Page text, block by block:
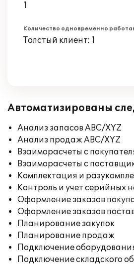
1
Количество одновременно
Толстый клиент: 1
Автоматизированы
Анализ запасов ABC/XYZ
Анализ продаж ABC/XYZ
Взаиморасчеты с
Взаиморасчеты с
Комплектация и
Контроль и учет серийных
Оформление заказов
Оформление заказов
Планирование закупок
Планирование продаж
Подключение
Подключение складского